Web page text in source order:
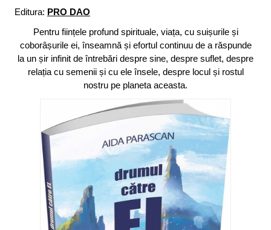
Editura: PRO DAO
Pentru ființele profund spirituale, viața, cu suișurile și
coborâșurile ei, înseamnă și efortul continuu de a răspunde
la un șir infinit de întrebări despre sine, despre suflet, despre
relația cu semenii și cu ele însele, despre locul și rostul
nostru pe planeta aceasta.